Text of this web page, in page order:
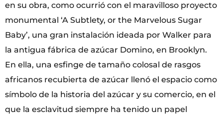
en su obra, como ocurrió con el maravilloso proyecto
monumental ‘A Subtlety, or the Marvelous Sugar
Baby’, una gran instalación ideada por Walker para
la antigua fábrica de azúcar Domino, en Brooklyn.
En ella, una esfinge de tamaño colosal de rasgos
africanos recubierta de azúcar llenó el espacio como
símbolo de la historia del azúcar y su comercio, en el
que la esclavitud siempre ha tenido un papel